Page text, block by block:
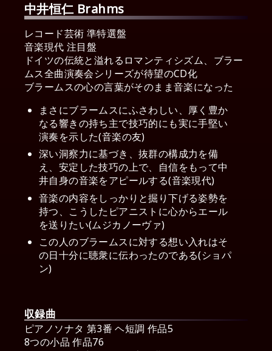
中井恒仁 Brahms
レコード芸術 準特選盤
音楽現代 注目盤
ドイツの伝統と溢れるロマンティシズム、ブラー
ムス全曲演奏会シリーズが待望のCD化
ブラームスの心の言葉がそのまま音楽になった
まさにブラームスにふさわしい、厚く豊か
なる響きの持ち主で技巧的にも実に手堅い
演奏を示した(音楽の友)
深い洞察力に基づき、抜群の構成力を備
え、安定した技巧の上で、自信をもって中
井自身の音楽をアピールする(音楽現代)
音楽の内容をしっかりと掘り下げる姿勢を
持つ、こうしたピアニストに心からエール
を送りたい(ムジカノーヴァ)
この人のブラームスに対する想い入れはそ
の日十分に聴衆に伝わったのである(ショパ
ン)
収録曲
ピアノソナタ 第3番 ヘ短調 作品5
8つの小品 作品76